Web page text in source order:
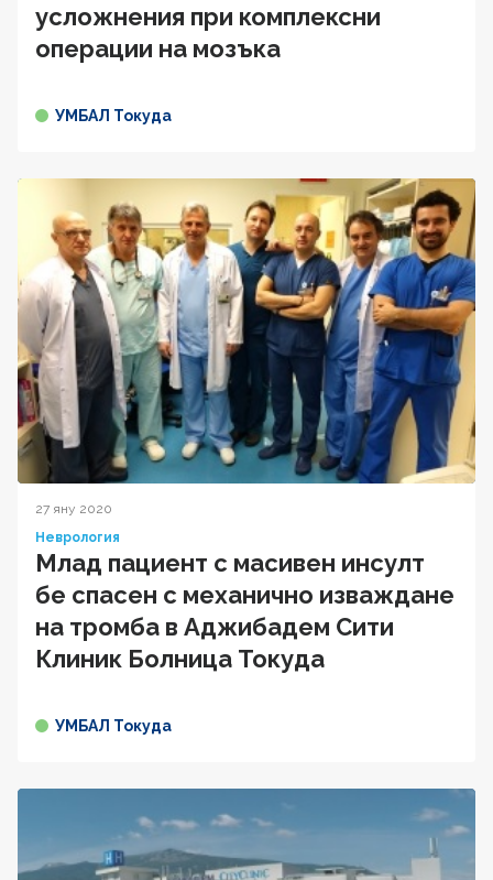
усложнения при комплексни
операции на мозъка
УМБАЛ Токуда
27 яну 2020
Неврология
Млад пациент с масивен инсулт
бе спасен с механично изваждане
на тромба в Аджибадем Сити
Клиник Болница Токуда
УМБАЛ Токуда